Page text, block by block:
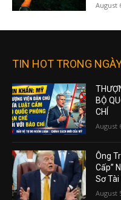
August
TIN HOT TRONG
BỘ
CHÍ
August
Ông
Cấp”
Sơ
August